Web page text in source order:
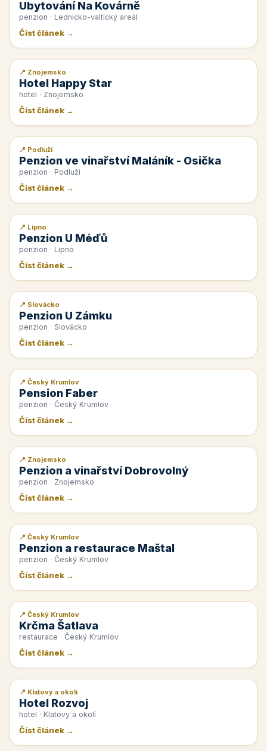
Ubytování Na Kovárně
penzion · Lednicko-valtický areál
Číst článek →
📰 PR článek
📍 Znojemsko
Hotel Happy Star
hotel · Znojemsko
Číst článek →
📰 PR článek
📍 Podluží
Penzion ve vinařství Maláník - Osička
penzion · Podluží
Číst článek →
📰 PR článek
📍 Lipno
Penzion U Méďů
penzion · Lipno
Číst článek →
📰 PR článek
📍 Slovácko
Penzion U Zámku
penzion · Slovácko
Číst článek →
📰 PR článek
📍 Český Krumlov
Pension Faber
penzion · Český Krumlov
Číst článek →
📰 PR článek
📍 Znojemsko
Penzion a vinařství Dobrovolný
penzion · Znojemsko
Číst článek →
📰 PR článek
📍 Český Krumlov
Penzion a restaurace Maštal
penzion · Český Krumlov
Číst článek →
📰 PR článek
📍 Český Krumlov
Krčma Šatlava
restaurace · Český Krumlov
Číst článek →
📰 PR článek
📍 Klatovy a okolí
Hotel Rozvoj
hotel · Klatovy a okolí
Číst článek →